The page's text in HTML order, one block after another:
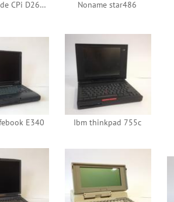
Dell Latitude CPi D266xt Noname star486
E340 Ibm thinkpad 755c